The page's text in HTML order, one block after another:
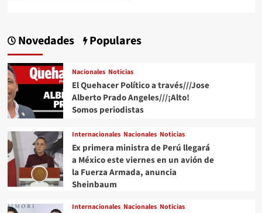
Novedades Populares
Nacionales Noticias
El Quehacer Político a través///Jose
Alberto Prado Angeles///¡Alto!
Somos periodistas
Internacionales Nacionales Noticias
Ex primera ministra de Perú llegará
a México este viernes en un avión de
la Fuerza Armada, anuncia
Sheinbaum
Internacionales Nacionales Noticias